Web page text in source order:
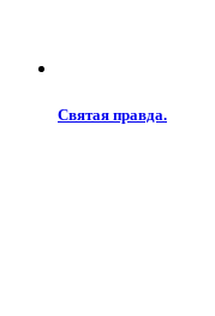
Святая правда.